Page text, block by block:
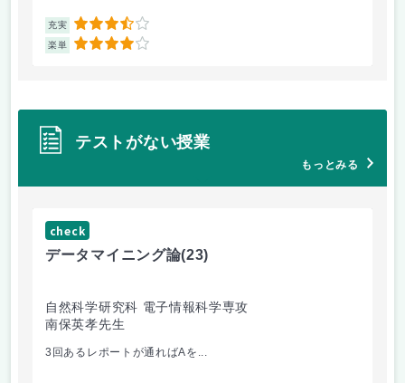
充実 3.5
楽単 4
テストがない授業
もっとみる
check
データマイニング論(23)
自然科学研究科 電子情報科学専攻
南保英孝先生
3回あるレポートが通ればAを...